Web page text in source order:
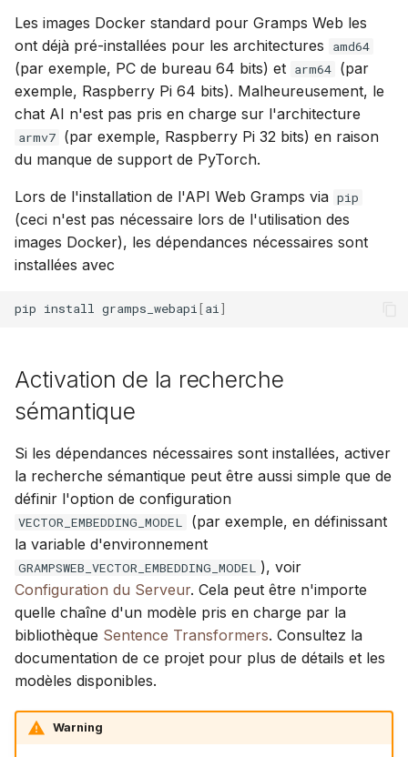
Les images Docker standard pour Gramps Web les
ont déjà pré-installées pour les architectures
amd64
(par exemple, PC de bureau 64 bits) et arm64 (par
exemple, Raspberry Pi 64 bits). Malheureusement, le
chat AI n'est pas pris en charge sur l'architecture
armv7 (par exemple, Raspberry Pi 32 bits) en raison
du manque de support de PyTorch.
Lors de l'installation de l'API Web Gramps via pip
(ceci n'est pas nécessaire lors de l'utilisation des
images Docker), les dépendances nécessaires sont
installées avec
pip install gramps_webapi[ai]
Activation de la recherche
sémantique
Si les dépendances nécessaires sont installées, activer
la recherche sémantique peut être aussi simple que de
définir l'option de configuration
VECTOR_EMBEDDING_MODEL
(par exemple, en définissant
la variable d'environnement
GRAMPSWEB_VECTOR_EMBEDDING_MODEL ), voir
Configuration du Serveur. Cela peut être n'importe
quelle chaîne d'un modèle pris en charge par la
bibliothèque Sentence Transformers. Consultez la
documentation de ce projet pour plus de détails et les
modèles disponibles.
Warning